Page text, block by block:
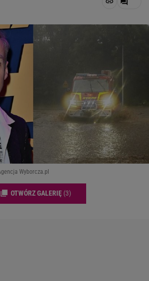
Wyborcza.pl
OTWÓRZ GALERIĘ (3)